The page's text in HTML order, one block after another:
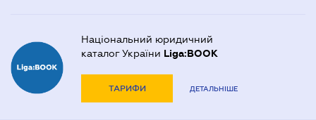
Національний юридичний
каталог України Liga:BOOK
ТАРИФИ ДЕТАЛЬНІШЕ